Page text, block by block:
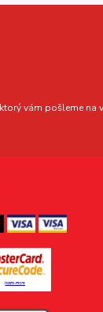
vám pošleme na